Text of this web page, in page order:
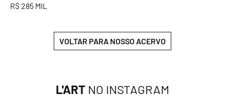
R$ 285 MIL
VOLTAR PARA NOSSO ACERVO
L'ART NO INSTAGRAM